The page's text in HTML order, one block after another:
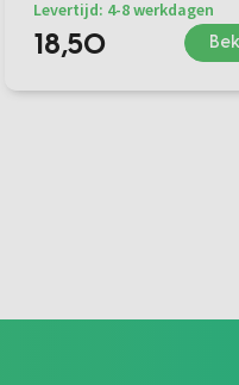
Levertijd: 4-8 werkdagen
18,50